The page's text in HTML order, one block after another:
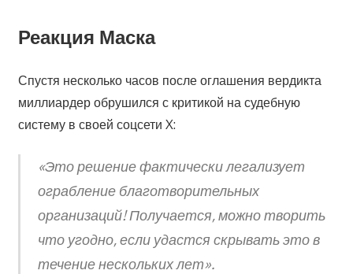
Реакция Маска
Спустя несколько часов после оглашения вердикта
миллиардер обрушился с критикой на судебную
систему в своей соцсети X:
«Это решение фактически легализует
ограбление благотворительных
организаций! Получается, можно творить
что угодно, если удастся скрывать это в
течение нескольких лет».